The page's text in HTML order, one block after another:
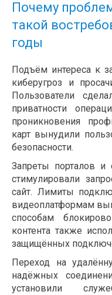
Почему
такой
годы
Подъём интереса к
киберугроз и
Пользователи
приватности
проникновения
карт вынудили
безопасности.
Запреты порталов и
стимулировали
сайт. Лимиты
видеоплатформам
способам
контента также
защищённых
Переход на
надёжных
установили